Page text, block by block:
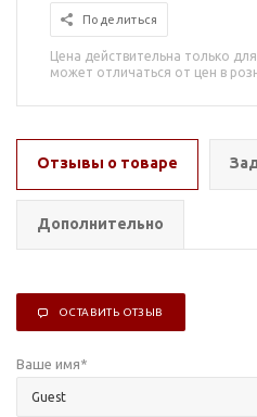
Поделиться
Цена действительна только
может отличаться от цен в
Отзывы о товаре
Дополнительно
ОСТАВИТЬ ОТЗЫВ
Ваше имя*